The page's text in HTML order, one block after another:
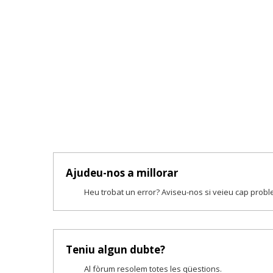
Ajudeu-nos a millorar
Heu trobat un error? Aviseu-nos si veieu cap
Teniu algun dubte?
Al fòrum resolem totes les qüestions.